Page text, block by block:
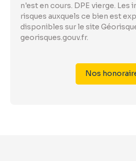
n'est en cours. DPE vierge. Les
risques auxquels ce bien est
disponibles sur le site
georisques.gouv.fr.
Nos